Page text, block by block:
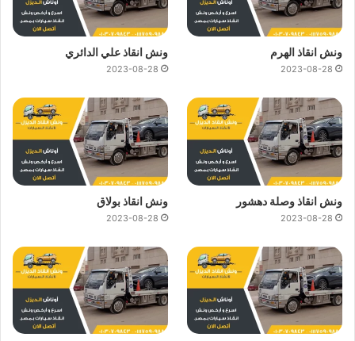
ونش انقاذ الهرم
2023-08-28
ونش انقاذ علي الدائري
2023-08-28
ونش انقاذ وصلة دهشور
2023-08-28
ونش انقاذ بولاق
2023-08-28